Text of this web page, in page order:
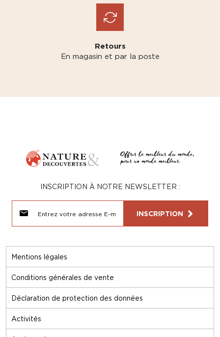
Retours
En magasin et par la poste
Mentions légales
Conditions générales de vente
Déclaration de protection des données
Activités
INSCRIPTION À NOTRE NEWSLETTER :
INSCRIPTION